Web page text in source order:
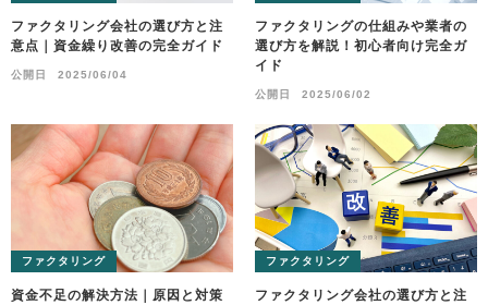
ファクタリング会社の選び方と注
意点｜資金繰り改善の完全ガイド
公開日 2025/06/04
ファクタリングの仕組みや業者の
選び方を解説！初心者向け完全ガ
イド
公開日 2025/06/02
ファクタリング
資金不足の解決方法｜原因と対策
ファクタリング
ファクタリング会社の選び方と注